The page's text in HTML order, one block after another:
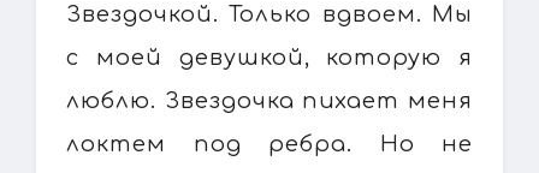
Звездочкой. Только вдвоем. Мы
с моей девушкой, которую я
люблю. Звездочка пихает меня
локтем под ребра. Но не